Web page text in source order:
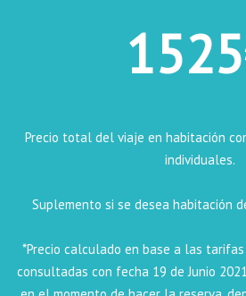
1525
Precio total del viaje en habitación
individuales.
Suplemento si se desea habitación
*Precio calculado en base a las
consultadas con fecha 19 de Junio